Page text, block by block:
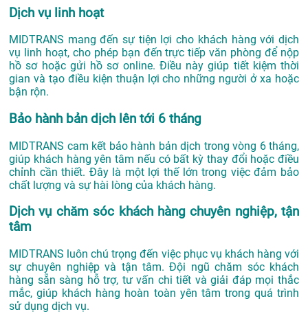
Dịch vụ linh hoạt
MIDTRANS mang đến sự tiện lợi cho khách hàng với dịch
vụ linh hoạt, cho phép bạn đến trực tiếp văn phòng để nộp
hồ sơ hoặc gửi hồ sơ online. Điều này giúp tiết kiệm thời
gian và tạo điều kiện thuận lợi cho những người ở xa hoặc
bận rộn.
Bảo hành bản dịch lên tới 6 tháng
MIDTRANS cam kết bảo hành bản dịch trong vòng 6 tháng,
giúp khách hàng yên tâm nếu có bất kỳ thay đổi hoặc điều
chỉnh cần thiết. Đây là một lợi thế lớn trong việc đảm bảo
chất lượng và sự hài lòng của khách hàng.
Dịch vụ chăm sóc khách hàng chuyên nghiệp, tận
tâm
MIDTRANS luôn chú trọng đến việc phục vụ khách hàng với
sự chuyên nghiệp và tận tâm. Đội ngũ chăm sóc khách
hàng sẵn sàng hỗ trợ, tư vấn chi tiết và giải đáp mọi thắc
mắc, giúp khách hàng hoàn toàn yên tâm trong quá trình
sử dụng dịch vụ.